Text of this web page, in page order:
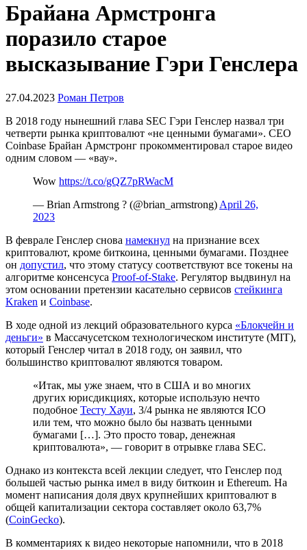
Брайана Армстронга
поразило старое
высказывание Гэри Генслера
27.04.2023 Роман Петров
В 2018 году нынешний глава SEC Гэри Генслер назвал три
четверти рынка криптовалют «не ценными бумагами». CEO
Coinbase Брайан Армстронг прокомментировал старое видео
одним словом — «вау».
Wow https://t.co/gQZ7pRWacM
— Brian Armstrong ?️ (@brian_armstrong) April 26,
2023
В феврале Генслер снова намекнул на признание всех
криптовалют, кроме биткоина, ценными бумагами. Позднее
он допустил, что этому статусу соответствуют все токены на
алгоритме консенсуса Proof-of-Stake. Регулятор выдвинул на
этом основании претензии касательно сервисов стейкинга
Kraken и Coinbase.
В ходе одной из лекций образовательного курса «Блокчейн и
деньги» в Массачусетском технологическом институте (MIT),
который Генслер читал в 2018 году, он заявил, что
большинство криптовалют являются товаром.
«Итак, мы уже знаем, что в США и во многих
других юрисдикциях, которые использую нечто
подобное Тесту Хауи, 3/4 рынка не являются ICO
или тем, что можно было бы назвать ценными
бумагами […]. Это просто товар, денежная
криптовалюта», — говорит в отрывке глава SEC.
Однако из контекста всей лекции следует, что Генслер под
большей частью рынка имел в виду биткоин и Ethereum. На
момент написания доля двух крупнейших криптовалют в
общей капитализации сектора составляет около 63,7%
(CoinGecko).
В комментариях к видео некоторые напомнили, что в 2018